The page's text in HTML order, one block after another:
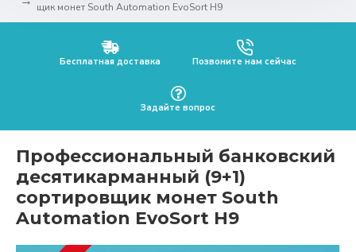
щик монет South Automation EvoSort H9
Бесплатная доставка Позвоните нам сейчас
Задайте вопрос
Профессиональный банковский
десятикарманный (9+1)
сортировщик монет South
Automation EvoSort H9